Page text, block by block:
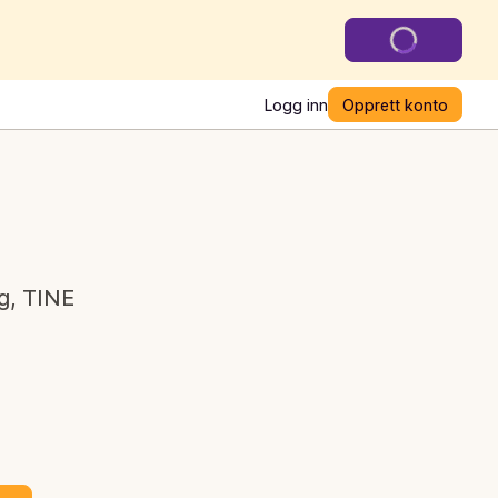
Logg inn Opprett konto
TINE